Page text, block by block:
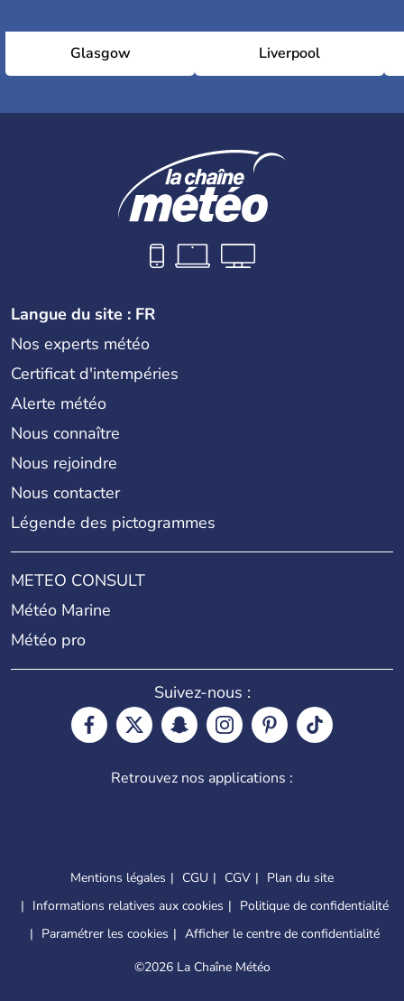
Glasgow Liverpool
Langue du site : FR
Nos experts météo
Certificat d'intempéries
Alerte météo
Nous connaître
Nous rejoindre
Nous contacter
Légende des pictogrammes
METEO CONSULT
Météo Marine
Météo pro
Suivez-nous :
Retrouvez nos applications :
Mentions légales CGU CGV
Plan du site
Informations relatives aux cookies
Politique de confidentialité
Paramétrer les cookies
Afficher le centre de confidentialité
©2026 La Chaîne Météo